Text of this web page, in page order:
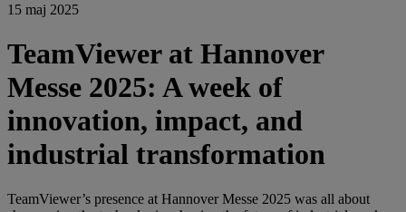
15 maj 2025
TeamViewer at Hannover
Messe 2025: A week of
innovation, impact, and
industrial transformation
TeamViewer’s presence at Hannover Messe 2025 was all about